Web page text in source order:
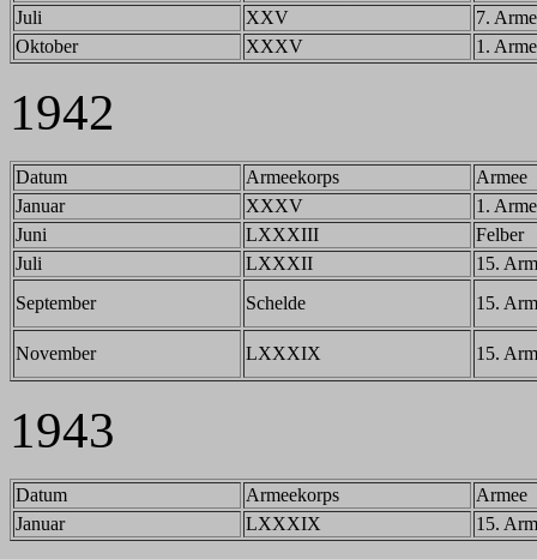
Juli
XXV
7.
Oktober
XXXV 1.
1942
Datum Armeekorps
Armee
Januar
XXXV
1.
Juni
LXXXIII
Felber
Juli
LXXXII
15.
September
Schelde 15.
November LXXXIX 15.
1943
Datum Armeekorps
Armee
Januar
LXXXIX 15.